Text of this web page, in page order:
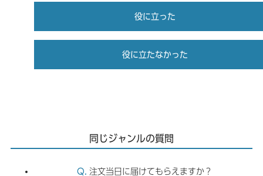
役に立った
役に立たなかった
同じジャンルの質問
注文当日に届けてもらえますか？